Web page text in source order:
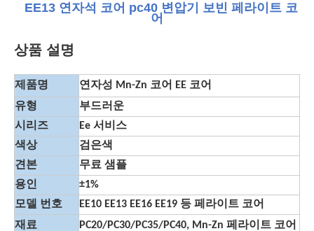
EE13 연자석 코어 pc40 변압기 보빈 페라이트 코
어
상품 설명
제품명
연자성 Mn-Zn 코어 EE 코어
유형
부드러운
시리즈
Ee 서비스
색상
검은색
견본
무료 샘플
용인
±1%
모델 번호
EE10 EE13 EE16 EE19 등 페라이트 코어
재료
PC20/PC30/PC35/PC40, Mn-Zn 페라이트 코어